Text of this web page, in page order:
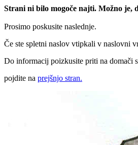
Strani ni bilo mogoče najti. Možno je,
Prosimo poskusite naslednje.
Če ste spletni naslov vtipkali v naslovni
Do informacij poizkusite priti na domači
pojdite na prejšnjo stran.